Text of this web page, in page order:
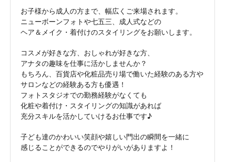
お子様から成人の方まで、幅広くご来場されます。
ニューボーンフォトや七五三、成人式などの
ヘア＆メイク・着付けのスタイリングをお願いします。
コスメが好きな方、おしゃれが好きな方、
アナタの趣味を仕事に活かしませんか？
もちろん、百貨店や化粧品売り場で働いた経験のある方や
サロンなどの経験ある方も優遇！
フォトスタジオでの勤務経験がなくても
化粧や着付け・スタイリングの知識があれば
充分スキルを活かしていけるお仕事です♪
子ども達のかわいい笑顔や嬉しい門出の瞬間を一緒に
感じることができるのでやりがいがありますよ！